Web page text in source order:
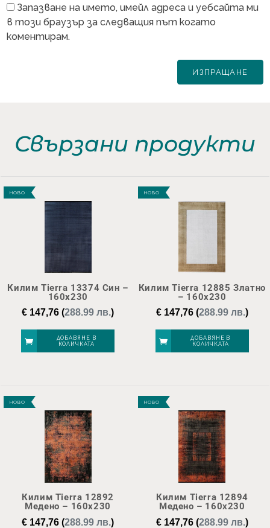
Запазване на името, имейл адреса и уебсайта ми
в този браузър за следващия път когато
коментирам.
Свързани продукти
НОВО
Килим Tierra 13374 Син –
160х230
€ 147,76 (288.99 лв.)
ДОБАВЯНЕ В
КОЛИЧКАТА
НОВО
Килим Tierra 12885 Златно
– 160х230
€147,76(288.99 лв.)
ДОБАВЯНЕ В
КОЛИЧКАТА
НОВО
Килим Tierra 12892
Медено – 160х230
€ 147,76 (288.99 лв.)
НОВО
Килим Tierra 12894
Медено – 160х230
€147,76(288.99 лв.)